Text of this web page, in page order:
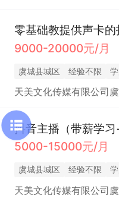
零基础教提供声卡
9000-20000元/月
虞城县城区 经验不限
天美文化传媒有限公司
抖音主播（带薪学习
5000-15000元/月
虞城县城区 经验不限
天美文化传媒有限公司